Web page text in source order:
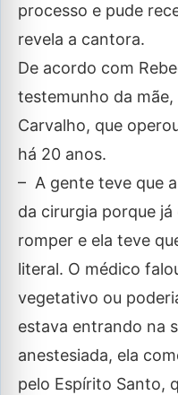
processo e pude
revela a cantora.
De acordo com
testemunho da mãe,
Carvalho, que
há 20 anos.
– A gente teve que
da cirurgia porque
romper e ela teve
literal. O médico
vegetativo ou
estava entrando na
anestesiada, ela
pelo Espírito Santo,